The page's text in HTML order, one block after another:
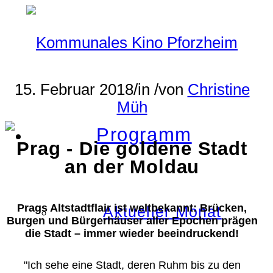
Programm
Aktueller Monat
15. Februar 2018/in /von Christine
Müh
Prag - Die goldene Stadt
an der Moldau
Prags Altstadtflair ist weltbekannt: Brücken,
Burgen und Bürgerhäuser aller Epochen prägen
die Stadt – immer wieder beeindruckend!
"Ich sehe eine Stadt, deren Ruhm bis zu den